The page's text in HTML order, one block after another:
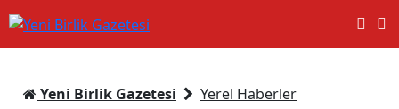
Yeni Birlik Gazetesi Yerel Haberler